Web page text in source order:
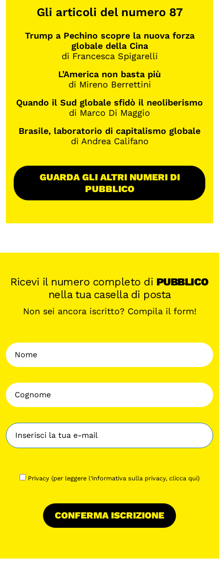
Gli articoli del numero 87
Trump a Pechino scopre la nuova forza
globale della Cina
di Francesca Spigarelli
L’America non basta più
di Mireno Berrettini
Quando il Sud globale sfidò il neoliberismo
di Marco Di Maggio
Brasile, laboratorio di capitalismo globale
di Andrea Califano
GUARDA GLI ALTRI NUMERI DI
PUBBLICO
Ricevi il numero completo di PUBBLICO
nella tua casella di posta
Non sei ancora iscritto? Compila il form!
Privacy (per leggere l’informativa sulla privacy, clicca qui)